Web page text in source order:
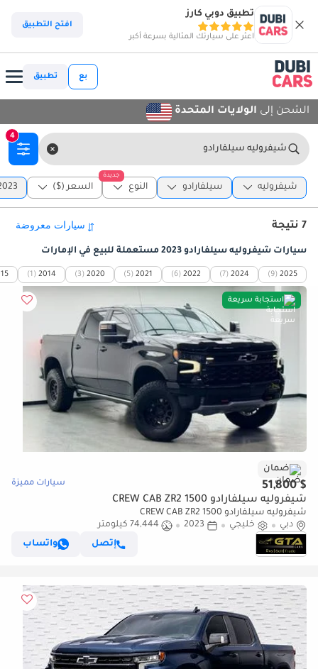
تطبيق دوبي كارز
اعثر على سيارتك المثالية بسرعة أكبر
افتح التطبيق
بع تطبيق
الشحن إلى الولايات المتحدة
شيفروليه سيلفارادو
4
شيفروليه سيلفارادو
جديدة
النوع السعر ($) - 2023
7 نتيجة
سيارات شيفروليه سيلفارادو 2023 مستعملة للبيع في الإمارات
2025
(9)
2024
(7)
2022
(6)
2021
(5)
2020
(3)
2014
(1)
استجابة سريعة
ضمان
$ 51,800 سيارات مميزة
شيفروليه سيلفارادو 1500 CREW CAB ZR2
شيفروليه سيلفارادو 1500 CREW CAB ZR2
دبي
خليجي 2023
74,444 كيلومتر
إتصل
واتساب